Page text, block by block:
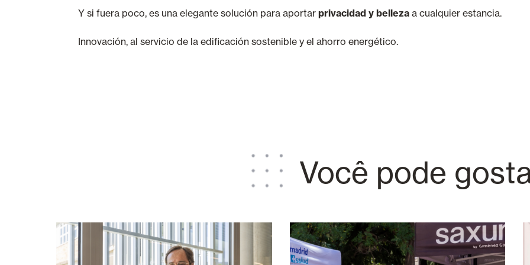
Y si fuera poco, es una elegante solución para aportar privacidad y belleza a cualquier estancia.
Innovación, al servicio de la edificación sostenible y el ahorro energético.
Você pode